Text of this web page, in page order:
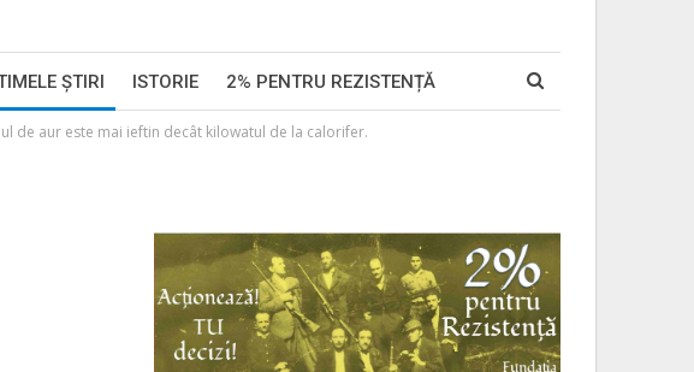
ŞTIRI ISTORIE 2% PENTRU REZISTENȚĂ
de aur este mai ieftin decât kilowatul de la calorifer.